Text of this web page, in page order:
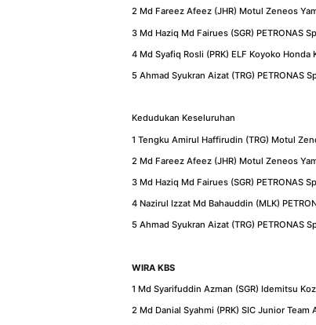
2 Md Fareez Afeez (JHR) Motul Zeneos
3 Md Haziq Md Fairues (SGR) PETRONAS
4 Md Syafiq Rosli (PRK) ELF Koyoko Honda
5 Ahmad Syukran Aizat (TRG) PETRONAS
Kedudukan Keseluruhan
1 Tengku Amirul Haffirudin (TRG) Motul
2 Md Fareez Afeez (JHR) Motul Zeneos
3 Md Haziq Md Fairues (SGR) PETRONAS
4 Nazirul Izzat Md Bahauddin (MLK)
5 Ahmad Syukran Aizat (TRG) PETRONAS
WIRA KBS
1 Md Syarifuddin Azman (SGR) Idemitsu
2 Md Danial Syahmi (PRK) SIC Junior Team